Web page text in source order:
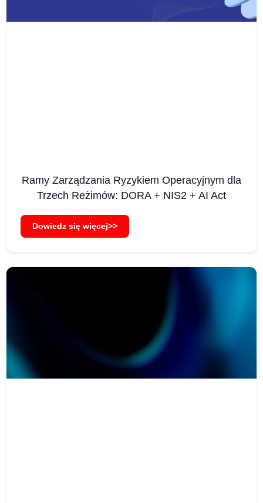
Ramy Zarządzania Ryzykiem Operacyjnym dla
Trzech Reżimów: DORA + NIS2 + AI Act
Dowiedz się więcej>>